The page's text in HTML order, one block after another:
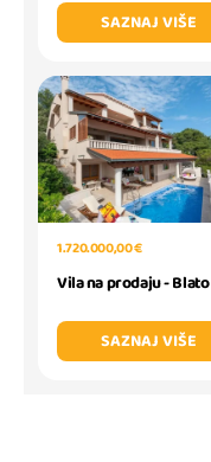
SAZNAJ VIŠE
1.720.000,00 €
Vila na prodaju - Blato
SAZNAJ VIŠE